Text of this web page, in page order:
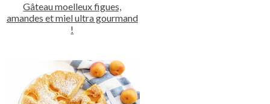
Gâteau moelleux figues,
amandes et miel ultra gourmand
!